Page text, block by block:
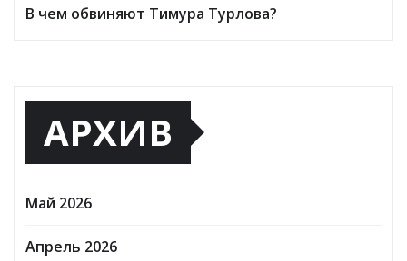
В чем обвиняют Тимура Турлова?
АРХИВ
Май 2026
Апрель 2026